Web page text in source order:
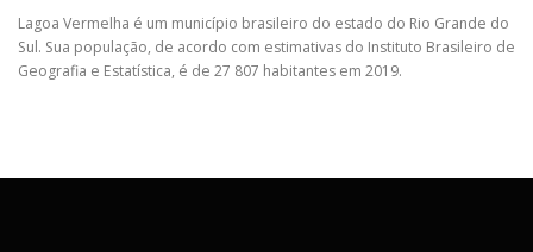
Lagoa Vermelha é um município brasileiro do estado do Rio Grande do
Sul. Sua população, de acordo com estimativas do Instituto Brasileiro de
Geografia e Estatística, é de 27 807 habitantes em 2019.